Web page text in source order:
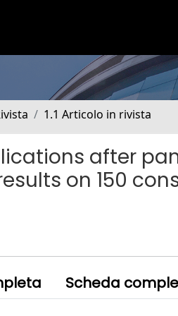
1.1 Articolo in rivista
after
on 150
Scheda